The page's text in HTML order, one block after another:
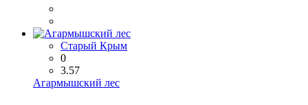
Старый Крым
0
3.57
Агармышский лес